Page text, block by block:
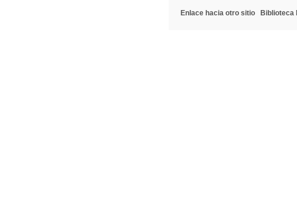
Enlace hacia otro sitio Biblioteca